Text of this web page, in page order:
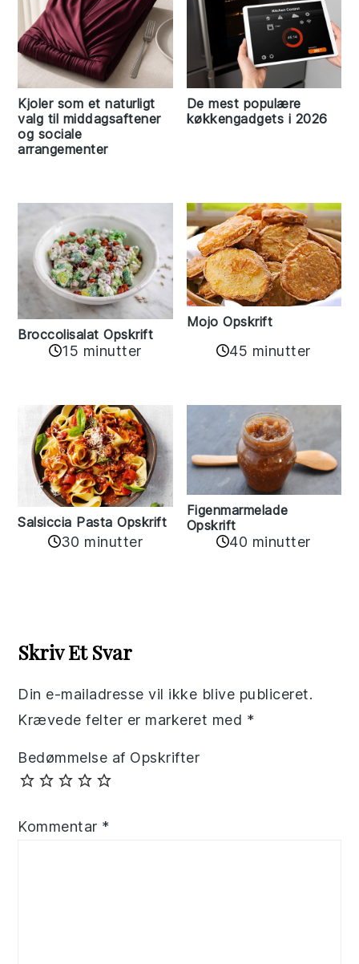
Kjoler som et naturligt
valg til middagsaftener
og sociale
arrangementer
De mest populære
køkkengadgets i 2026
Broccolisalat Opskrift
15 minutter
Mojo Opskrift
45 minutter
Salsiccia Pasta Opskrift
30 minutter
Figenmarmelade
Opskrift
40 minutter
Interactions
Skriv Et Svar
Din e-mailadresse vil ikke blive publiceret.
Krævede felter er markeret med *
Bedømmelse af Opskrifter
Kommentar *